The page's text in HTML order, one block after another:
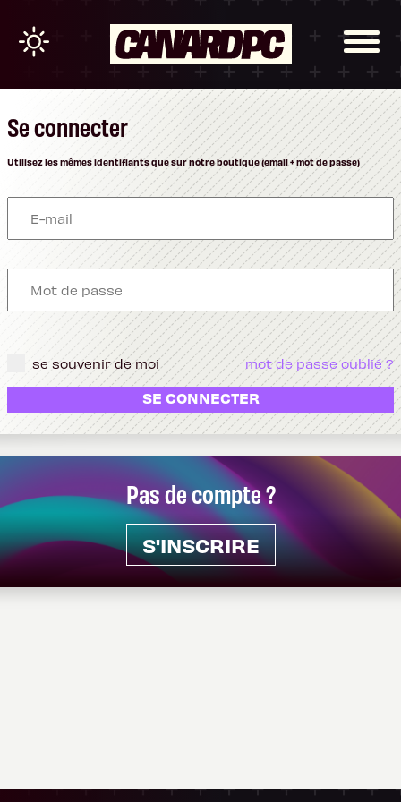
Pas de compte ?
S'INSCRIRE
Se connecter
Utilisez les mêmes identifiants que sur notre boutique (email + mot de passe)
se souvenir de moi mot de passe oublié ?
SE CONNECTER